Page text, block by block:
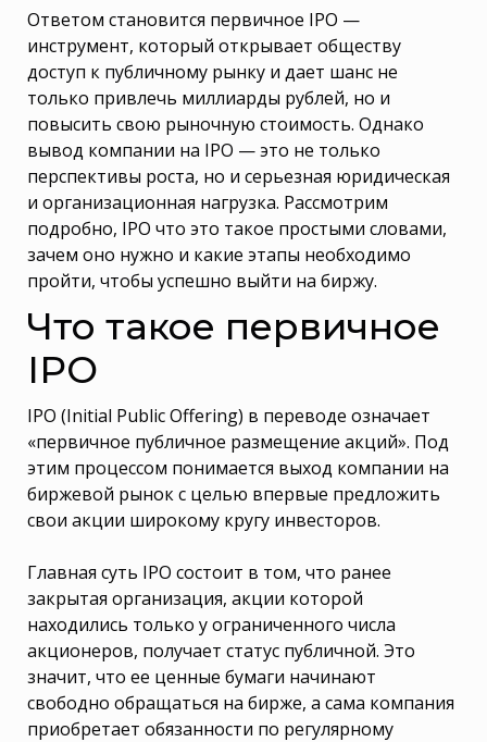
Ответом становится первичное IPO —
инструмент, который открывает обществу
доступ к публичному рынку и дает шанс не
только привлечь миллиарды рублей, но и
повысить свою рыночную стоимость. Однако
вывод компании на IPO — это не только
перспективы роста, но и серьезная юридическая
и организационная нагрузка. Рассмотрим
подробно, IPO что это такое простыми словами,
зачем оно нужно и какие этапы необходимо
пройти, чтобы успешно выйти на биржу.
Что такое первичное
IPO
IPO (Initial Public Offering) в переводе означает
«первичное публичное размещение акций». Под
этим процессом понимается выход компании на
биржевой рынок с целью впервые предложить
свои акции широкому кругу инвесторов.
Главная суть IPO состоит в том, что ранее
закрытая организация, акции которой
находились только у ограниченного числа
акционеров, получает статус публичной. Это
значит, что ее ценные бумаги начинают
свободно обращаться на бирже, а сама компания
приобретает обязанности по регулярному